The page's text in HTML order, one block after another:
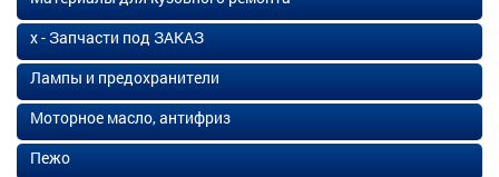
х - Запчасти под ЗАКАЗ
Лампы и предохранители
Моторное масло, антифриз
Пежо